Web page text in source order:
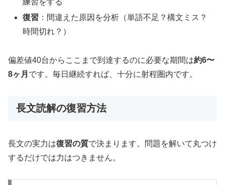
練習をする
復習 ：間違えた原因を分析（単語不足？構文ミス？
時間切れ？）
偏差値40台からここまで到達するのに必要な期間は約6〜
8ヶ月 です。毎日継続すれば、十分に射程圏内です。
長文読解の復習方法
長文の実力は復習の質で決まります。問題を解いて丸つけ
するだけでは力はつきません。